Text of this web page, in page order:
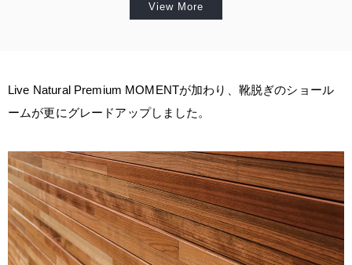
View More
Live Natural Premium MOMENTが加わり、靴脱ぎのショール
ームが更にグレードアップしました。